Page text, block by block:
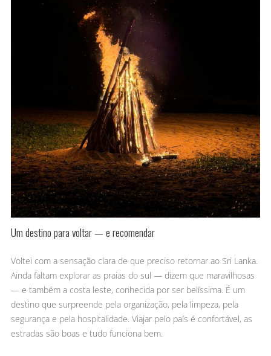
Um destino para voltar — e recomendar
Voltei com a sensação clara de que preciso retornar ao Sri Lanka.
Ainda faltam explorar as praias do sul — dizem que maravilhosas
— e também a costa leste, conhecida por ser belíssima. É um
destino que surpreende pela organização, pela limpeza, pela
segurança e pela hospitalidade. Viajar pelo país é confortável, as
estradas são boas e tudo funciona bem.